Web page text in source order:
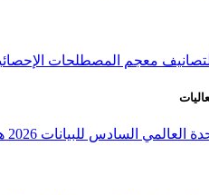
معجم المصطلحات
العالمي السادس للبيانات 2026